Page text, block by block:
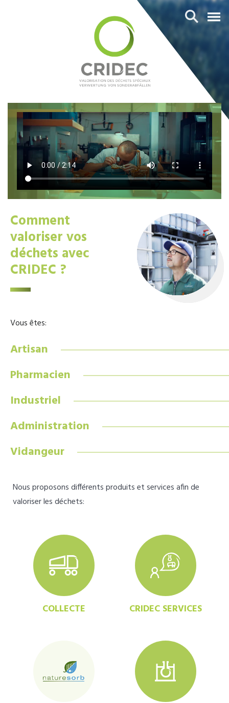
Comment
valoriser vos
déchets avec
CRIDEC ?
Vous êtes:
Artisan
Pharmacien
Industriel
Administration
Vidangeur
Nous proposons différents produits et services afin de
valoriser les déchets:
COLLECTE CRIDEC SERVICES